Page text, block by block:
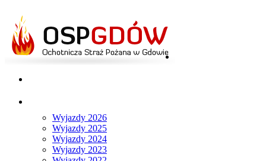
Wyjazdy 2026
Wyjazdy 2025
Wyjazdy 2024
Wyjazdy 2023